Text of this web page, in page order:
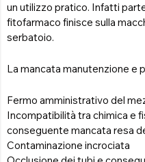
un utilizzo pratico. Infatti
fitofarmaco finisce sulla
serbatoio.
La mancata manutenzione e
Fermo amministrativo del
Incompatibilità tra chimica e
conseguente mancata resa
Contaminazione incrociata